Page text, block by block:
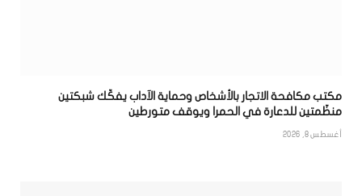
مكتب مكافحة الاتجار بالأشخاص وحماية الآداب يفكّك شبكتين
منظّمتين للدعارة في الحمرا ويوقف متورطين
أغسطس 8, 2026